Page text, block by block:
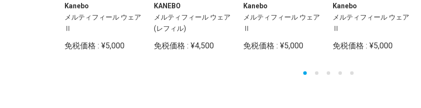
Kanebo
メルティフィール ウェア
Ⅱ
免税価格 : ¥5,000
KANEBO
メルティフィール ウェア
(レフィル)
免税価格 : ¥4,500
Kanebo
メルティフィール ウェア
Ⅱ
免税価格 : ¥5,000
Kanebo
メルティフィール ウェア
Ⅱ
免税価格 : ¥5,000